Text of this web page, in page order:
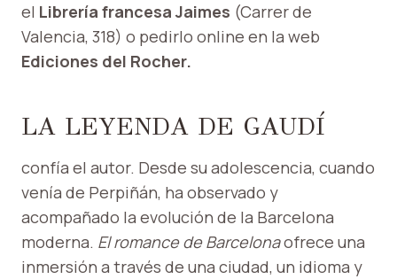
el Librería francesa Jaimes (Carrer de
Valencia, 318) o pedirlo online en la web
Ediciones del Rocher.
LA LEYENDA DE GAUDÍ
confía el autor. Desde su adolescencia, cuando
venía de Perpiñán, ha observado y
acompañado la evolución de la Barcelona
moderna. El romance de Barcelonaofrece una
inmersión a través de una ciudad, un idioma y